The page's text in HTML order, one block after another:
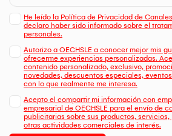
He leído la Política de Privacidad de
declaro haber sido informado sobre el
personales.
Autorizo a OECHSLE a conocer mejor mis
ofrecerme experiencias personalizadas.
contenido personalizado, exclusivo,
novedades, descuentos especiales,
con lo que realmente me interesa.
Acepto el compartir mi información con
empresarial de OECHSLE para el envío de
publicitarias sobre sus productos,
otras actividades comerciales de interés.